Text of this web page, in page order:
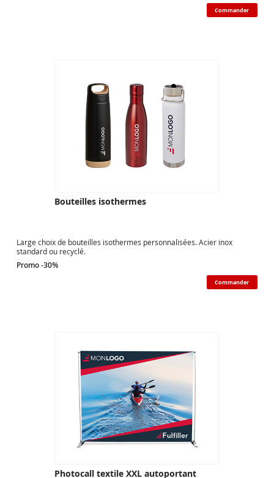
Commander
Bouteilles isothermes
Large choix de bouteilles isothermes personnalisées. Acier inox
standard ou recyclé.
Promo -30%
Commander
Photocall textile XXL autoportant